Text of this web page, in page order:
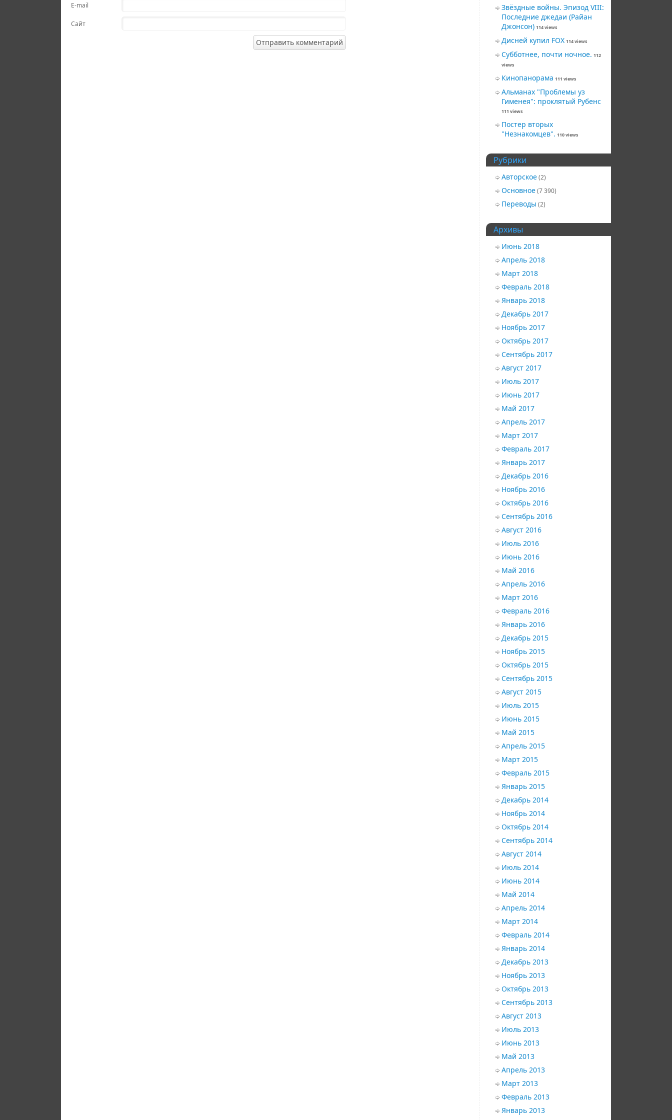
E-mail
Сайт
Звёздные войны. Эпизод VIII:
Последние джедаи (Райан
Джонсон) 114 views
Дисней купил FOX 114 views
Субботнее, почти ночное. 112
views
Кинопанорама 111 views
Альманах "Проблемы уз
Гименея": проклятый Рубенс
111 views
Постер вторых
"Незнакомцев". 110 views
Рубрики
Авторское(2)
Основное(7 390)
Переводы (2)
Архивы
Июнь 2018
Апрель 2018
Март 2018
Февраль 2018
Январь 2018
Декабрь 2017
Ноябрь 2017
Октябрь 2017
Сентябрь 2017
Август 2017
Июль 2017
Июнь 2017
Май 2017
Апрель 2017
Март 2017
Февраль 2017
Январь 2017
Декабрь 2016
Ноябрь 2016
Октябрь 2016
Сентябрь 2016
Август 2016
Июль 2016
Июнь 2016
Май 2016
Апрель 2016
Март 2016
Февраль 2016
Январь 2016
Декабрь 2015
Ноябрь 2015
Октябрь 2015
Сентябрь 2015
Август 2015
Июль 2015
Июнь 2015
Май 2015
Апрель 2015
Март 2015
Февраль 2015
Январь 2015
Декабрь 2014
Ноябрь 2014
Октябрь 2014
Сентябрь 2014
Август 2014
Июль 2014
Июнь 2014
Май 2014
Апрель 2014
Март 2014
Февраль 2014
Январь 2014
Декабрь 2013
Ноябрь 2013
Октябрь 2013
Сентябрь 2013
Август 2013
Июль 2013
Июнь 2013
Май 2013
Апрель 2013
Март 2013
Февраль 2013
Январь 2013